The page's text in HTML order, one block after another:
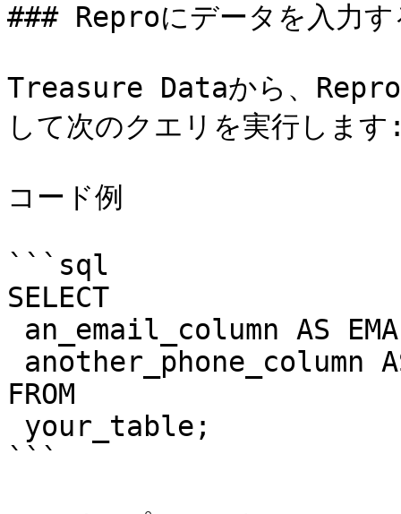
### Reproにデータを入力す
Treasure Dataから、Repro
して次のクエリを実行しま
コード例
```sql
SELECT
FROM
```